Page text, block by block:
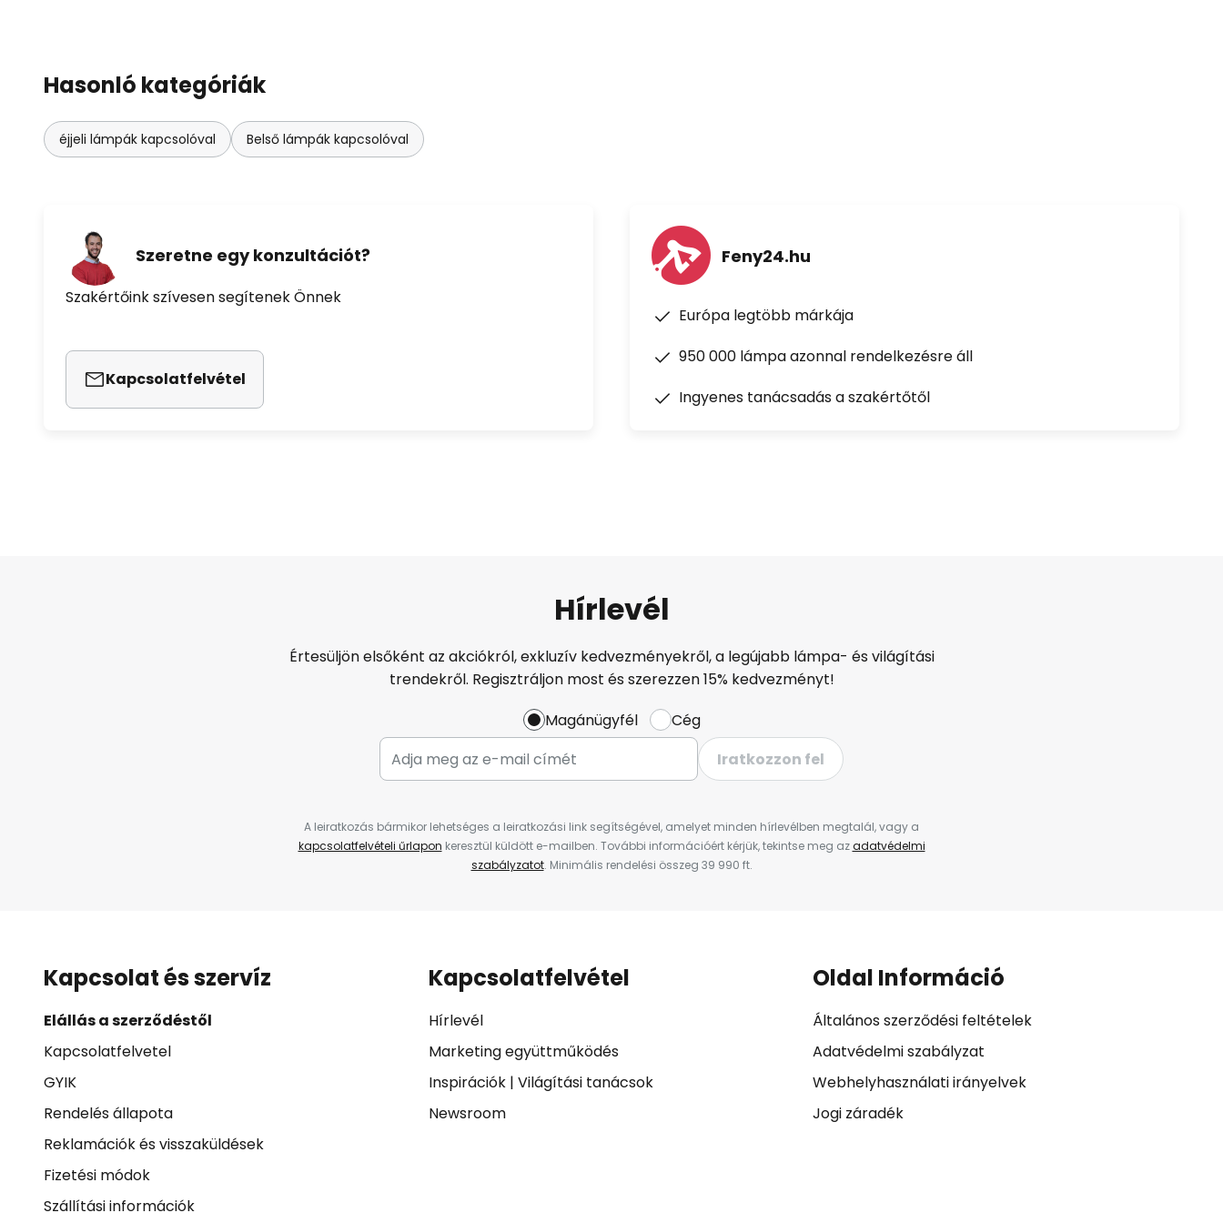
Hasonló kategóriák
éjjeli lámpák kapcsolóval Belső lámpák kapcsolóval
Szeretne egy konzultációt?
Szakértőink szívesen segítenek Önnek
Kapcsolatfelvétel
Feny24.hu
Európa legtöbb márkája
950 000 lámpa azonnal rendelkezésre áll
Ingyenes tanácsadás a szakértőtől
Hírlevél
Értesüljön elsőként az akciókról, exkluzív kedvezményekről, a legújabb lámpa- és világítási
trendekről. Regisztráljon most és szerezzen 15% kedvezményt!
Magánügyfél
Cég
Iratkozzon fel
A leiratkozás bármikor lehetséges a leiratkozási link segítségével, amelyet minden hírlevélben megtalál, vagy a
kapcsolatfelvételi űrlapon keresztül küldött e-mailben. További információért kérjük, tekintse meg azadatvédelmi
szabályzatot. Minimális rendelési összeg 39 990 ft.
Kapcsolat és szervíz
Elállás a szerződéstől
Kapcsolatfelvetel
GYIK
Rendelés állapota
Reklamációk és visszaküldések
Fizetési módok
Szállítási információk
Kapcsolatfelvétel
Hírlevél
Marketing együttműködés
Inspirációk| Világítási tanácsok
Newsroom
Oldal Információ
Általános szerződési feltételek
Adatvédelmi szabályzat
Webhelyhasználati irányelvek
Jogi záradék